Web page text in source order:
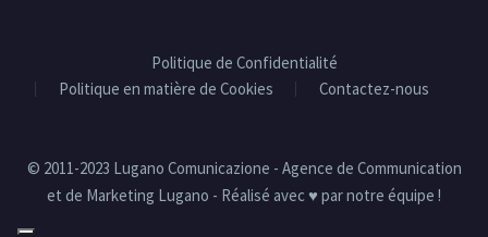
Politique de Confidentialité
Politique en matière de Cookies
Contactez-nous
© 2011-2023 Lugano Comunicazione - Agence de Communication
et de Marketing Lugano - Réalisé avec ♥ par notre équipe !